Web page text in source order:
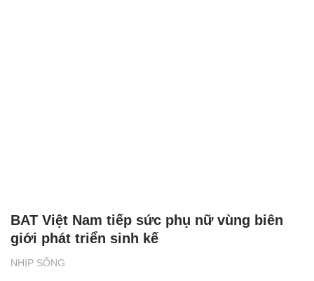
NHỊP SỐNG
BAT Việt Nam tiếp sức phụ nữ vùng biên
giới phát triển sinh kế